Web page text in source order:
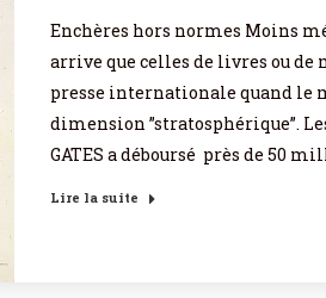
Enchères hors normes Moins
arrive que celles de livres ou
presse internationale quand le
dimension ”stratosphérique”.
GATES a déboursé près de 50
Lire la suite